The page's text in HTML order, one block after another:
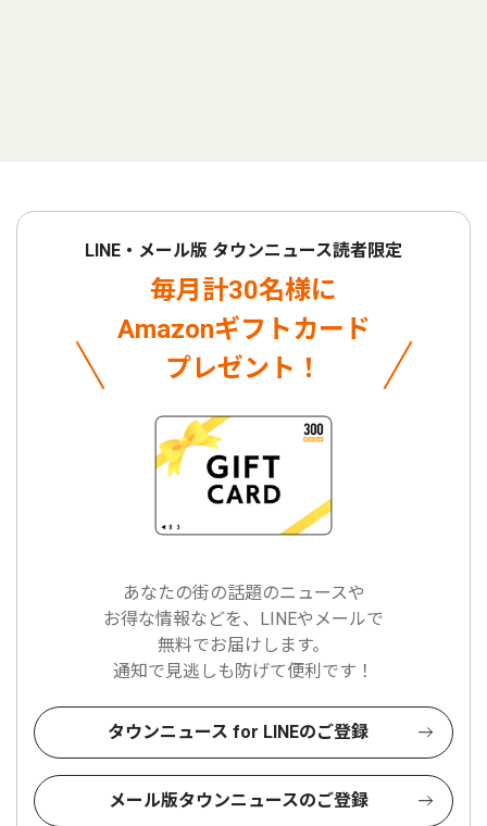
LINE・メール版 タウンニュース読者限定
毎月計30名様に
Amazonギフトカード
プレゼント！
あなたの街の話題のニュースや
お得な情報などを、LINEやメールで
無料でお届けします。
通知で見逃しも防げて便利です！
タウンニュース for LINEのご登録
メール版タウンニュースのご登録